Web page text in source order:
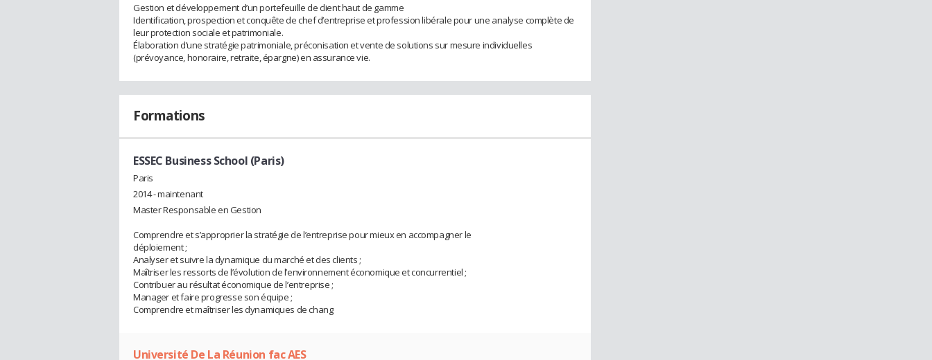
Gestion et développement d’un portefeuille de client haut de gamme
Identification, prospection et conquête de chef d’entreprise et profession libérale pour une analyse complète de
leur protection sociale et patrimoniale.
Élaboration d’une stratégie patrimoniale, préconisation et vente de solutions sur mesure individuelles
(prévoyance, honoraire, retraite, épargne) en assurance vie.
Formations
ESSEC Business School (Paris)
Paris
2014 - maintenant
Master Responsable en Gestion
Comprendre et s’approprier la stratégie de l’entreprise pour mieux en accompagner le
déploiement ;
Analyser et suivre la dynamique du marché et des clients ;
Maîtriser les ressorts de l’évolution de l’environnement économique et concurrentiel ;
Contribuer au résultat économique de l’entreprise ;
Manager et faire progresse son équipe ;
Comprendre et maîtriser les dynamiques de chang
Université De La Réunion fac AES